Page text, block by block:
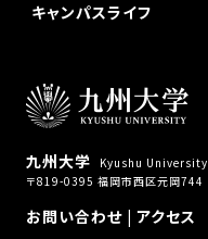
九州大学
Kyushu University
〒819-0395 福岡市西区元岡744
お問い合わせ| アクセス
キャンパスライフ